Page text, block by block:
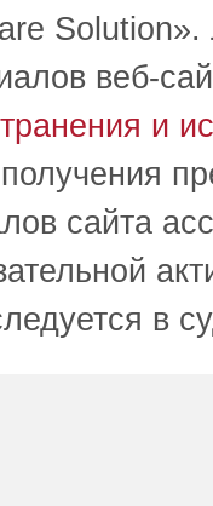
Solution».
веб-
и
сайта
в